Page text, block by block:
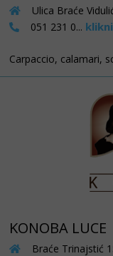
Ulica Braće
051 231 0...
Carpaccio, calamari,
KONOBA LUCE
Braće Trinajstić